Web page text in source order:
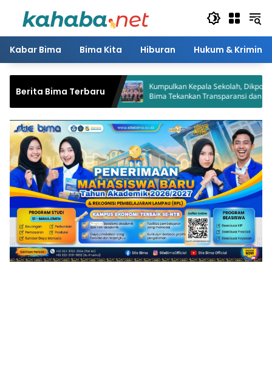
Kabar Bima Bima Kita Hiburan Hukum & Kriminal
Berita Bima Terbaru
Bima Dijadwalkan
Kumpulkan Kepala Sekolah, Dikpora Kota
Bima Tekankan Transparansi dan Inovasi